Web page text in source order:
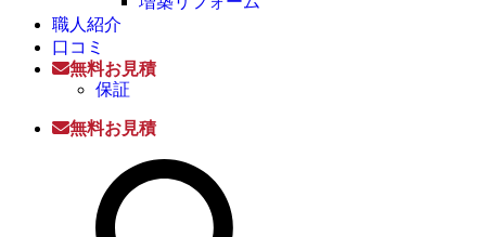
職人紹介
口コミ
無料お見積
保証
無料お見積